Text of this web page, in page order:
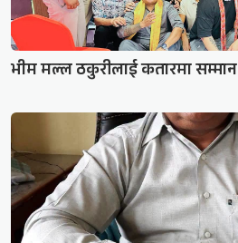
भीम मल्ल ठकुरीलाई कतारमा सम्मान